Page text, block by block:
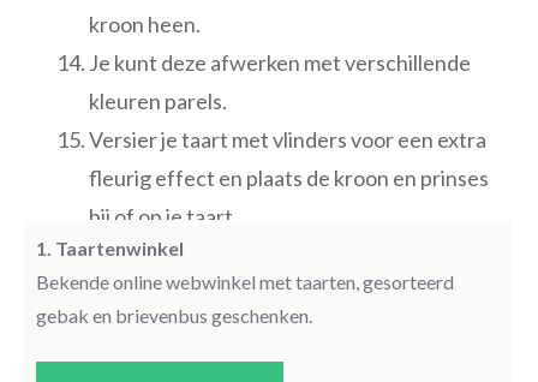
kroon heen.
Je kunt deze afwerken met verschillende
kleuren parels.
Versier je taart met vlinders voor een extra
fleurig effect en plaats de kroon en prinses
bij of op je taart.
1. Taartenwinkel
Bekende online webwinkel met taarten, gesorteerd
gebak en brievenbus geschenken.